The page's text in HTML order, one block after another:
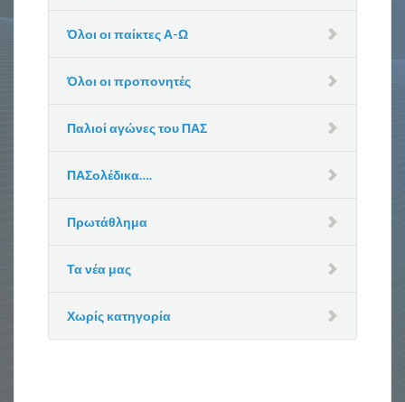
Όλοι οι παίκτες Α-Ω
Όλοι οι προπονητές
Παλιοί αγώνες του ΠΑΣ
ΠΑΣολέδικα….
Πρωτάθλημα
Τα νέα μας
Χωρίς κατηγορία